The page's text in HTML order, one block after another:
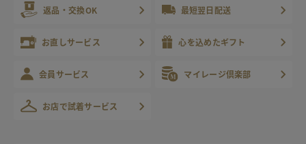
返品・交換OK 最短翌日配送
お直しサービス 心を込めたギフト
会員サービス マイレージ倶楽部
お店で試着サービス